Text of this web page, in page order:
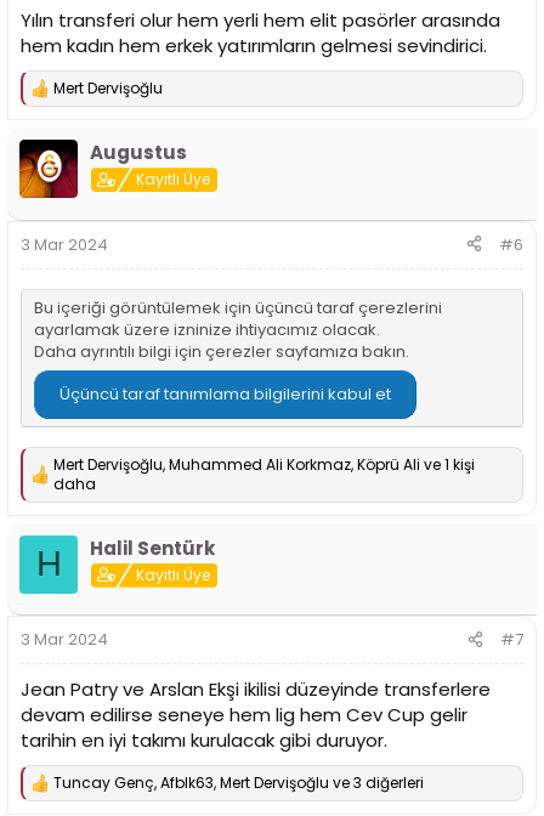
Yılın transferi olur hem yerli hem elit pasörler arasında
hem kadın hem erkek yatırımların gelmesi sevindirici.
T
p
k
i
l
Mert Dervişoğlu
Augustus
Kayıtlı Üye
3 Mar 2024 #6
Bu içeriği görüntülemek için üçüncü taraf çerezlerini
ayarlamak üzere izninize ihtiyacımız olacak.
Daha ayrıntılı bilgi için çerezler sayfamıza bakın.
Üçüncü taraf tanımlama bilgilerini kabul et
T
e
k
e
r
Mert Dervişoğlu,Muhammed Ali Korkmaz,Köprü Ali ve 1 kişi
daha
H Halil Sentürk
Kayıtlı Üye
3 Mar 2024 #7
Jean Patry ve Arslan Ekşi ikilisi düzeyinde transferlere
devam edilirse seneye hem lig hem Cev Cup gelir
tarihin en iyi takımı kurulacak gibi duruyor.
T
Tuncay Genç,Afblk63,Mert Dervişoğlu ve 3 diğerleri